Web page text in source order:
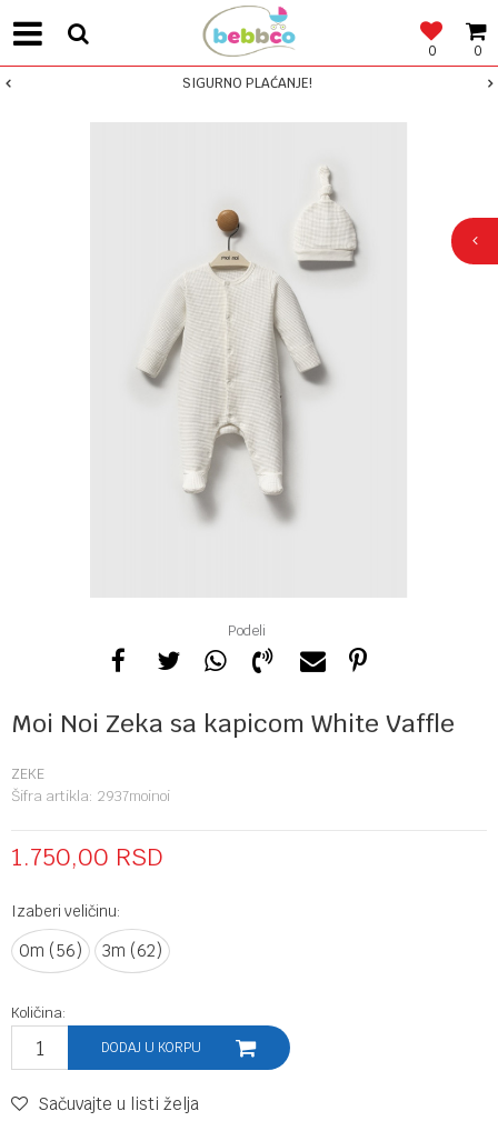
0
0
SIGURNO PLAĆANJE!
Podeli
Moi Noi Zeka sa kapicom White Vaffle
ZEKE
Šifra artikla: 2937moinoi
1.750,00 RSD
Izaberi veličinu:
0m (56) 3m (62)
Količina:
DODAJ U KORPU
Sačuvajte u listi želja